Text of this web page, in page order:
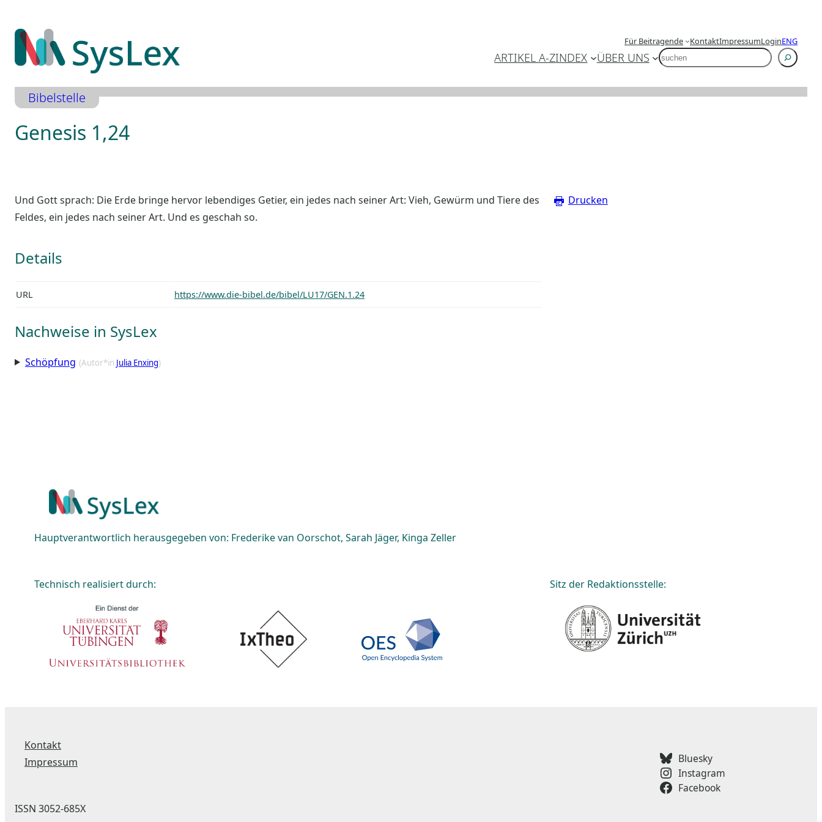
Inhalt
springen
Für Beitragende KontaktImpressumLoginENG
ARTIKEL A-ZINDEX ÜBER UNS SUCHEN
Bibelstelle
Genesis 1,24
Und Gott sprach: Die Erde bringe hervor lebendiges Getier, ein jedes nach seiner Art: Vieh, Gewürm und Tiere des
Feldes, ein jedes nach seiner Art. Und es geschah so.
Details
URL https://www.die-bibel.de/bibel/LU17/GEN.1.24
Nachweise in SysLex
Schöpfung (Autor*in Julia Enxing)
Drucken
Hauptverantwortlich herausgegeben von: Frederike van Oorschot, Sarah Jäger, Kinga Zeller
Technisch realisiert durch: Sitz der Redaktionsstelle:
Kontakt
Impressum
ISSN 3052-685X
Bluesky
Instagram
Facebook